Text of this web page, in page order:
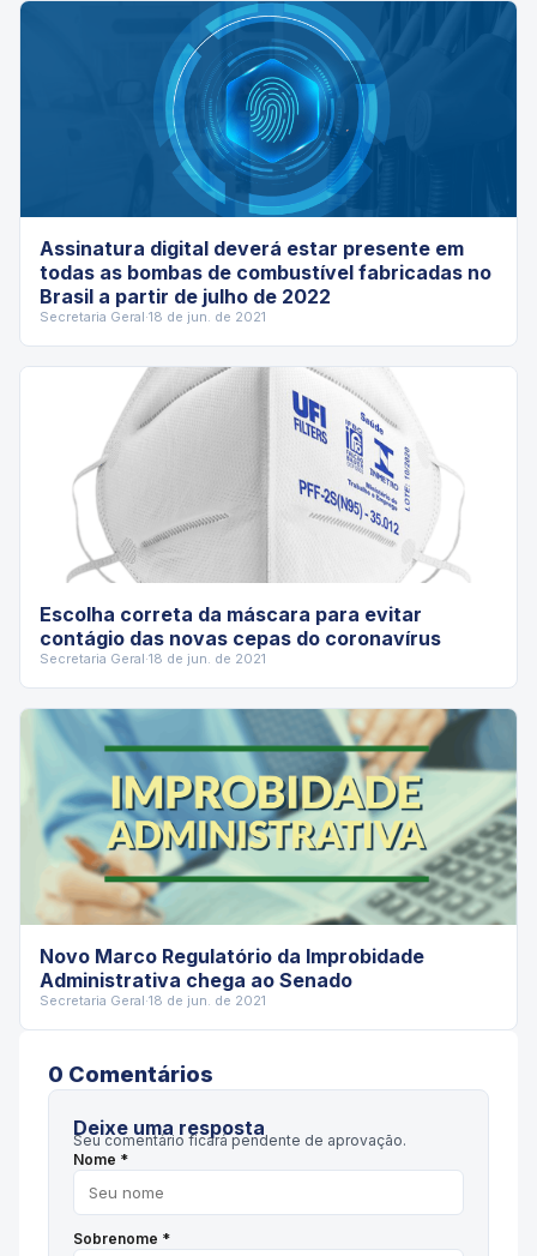
Assinatura digital deverá estar presente em
todas as bombas de combustível fabricadas no
Brasil a partir de julho de 2022
Secretaria Geral·18 de jun. de 2021
Escolha correta da máscara para evitar
contágio das novas cepas do coronavírus
Secretaria Geral·18 de jun. de 2021
Novo Marco Regulatório da Improbidade
Administrativa chega ao Senado
Secretaria Geral·18 de jun. de 2021
0 Comentários
Deixe uma resposta
Seu comentário ficará pendente de aprovação.
Nome *
Sobrenome *